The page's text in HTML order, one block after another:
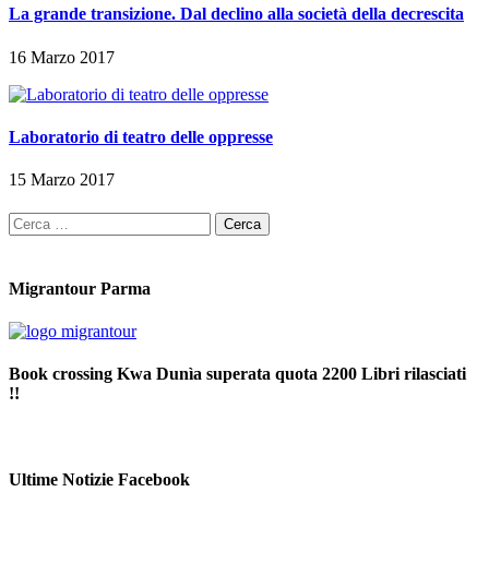
La grande transizione. Dal declino alla società della decrescita
16 Marzo 2017
Laboratorio di teatro delle oppresse
15 Marzo 2017
Ricerca
per:
Migrantour Parma
Book crossing Kwa Dunìa superata quota 2200 Libri rilasciati
!!
Ultime Notizie Facebook